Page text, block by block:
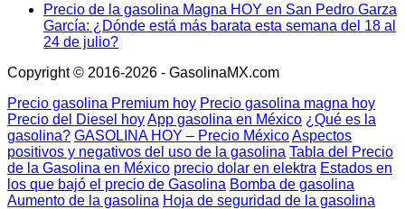
Precio de la gasolina Magna HOY en San Pedro Garza
García: ¿Dónde está más barata esta semana del 18 al
24 de julio?
Copyright © 2016-2026 - GasolinaMX.com
Precio gasolina Premium hoy Precio gasolina magna hoy
Precio del Diesel hoyApp gasolina en México ¿Qué es la
gasolina? GASOLINA HOY – Precio MéxicoAspectos
positivos y negativos del uso de la gasolina Tabla del Precio
de la Gasolina en México precio dolar en elektra Estados en
los que bajó el precio de Gasolina Bomba de gasolina
Aumento de la gasolina Hoja de seguridad de la gasolina